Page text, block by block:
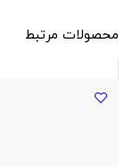
محصولات مرتبط